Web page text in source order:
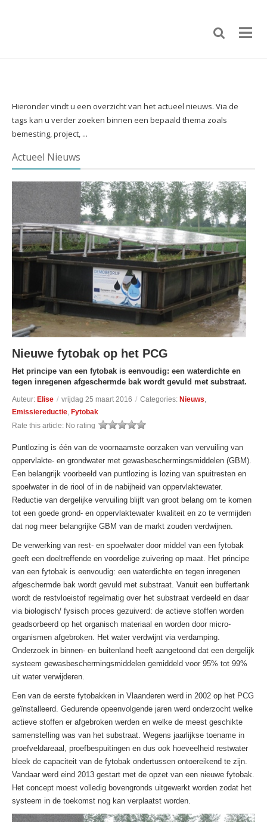
Hieronder vindt u een overzicht van het actueel nieuws. Via de
tags kan u verder zoeken binnen een bepaald thema zoals
bemesting, project, ...
Actueel Nieuws
Nieuwe fytobak op het PCG
Het principe van een fytobak is eenvoudig: een waterdichte en
tegen inregenen afgeschermde bak wordt gevuld met substraat.
Auteur: Elise / vrijdag 25 maart 2016 / Categories: Nieuws,
Emissiereductie, Fytobak
Rate this article: No rating
Puntlozing is één van de voornaamste oorzaken van vervuiling van
oppervlakte- en grondwater met gewasbeschermingsmiddelen (GBM).
Een belangrijk voorbeeld van puntlozing is lozing van spuitresten en
spoelwater in de riool of in de nabijheid van oppervlaktewater.
Reductie van dergelijke vervuiling blijft van groot belang om te komen
tot een goede grond- en oppervlaktewater kwaliteit en zo te vermijden
dat nog meer belangrijke GBM van de markt zouden verdwijnen.
De verwerking van rest- en spoelwater door middel van een fytobak
geeft een doeltreffende en voordelige zuivering op maat. Het principe
van een fytobak is eenvoudig: een waterdichte en tegen inregenen
afgeschermde bak wordt gevuld met substraat. Vanuit een buffertank
wordt de restvloeistof regelmatig over het substraat verdeeld en daar
via biologisch/ fysisch proces gezuiverd: de actieve stoffen worden
geadsorbeerd op het organisch materiaal en worden door micro-
organismen afgebroken. Het water verdwijnt via verdamping.
Onderzoek in binnen- en buitenland heeft aangetoond dat een dergelijk
systeem gewasbeschermingsmiddelen gemiddeld voor 95% tot 99%
uit water verwijderen.
Een van de eerste fytobakken in Vlaanderen werd in 2002 op het PCG
geïnstalleerd. Gedurende opeenvolgende jaren werd onderzocht welke
actieve stoffen er afgebroken werden en welke de meest geschikte
samenstelling was van het substraat. Wegens jaarlijkse toename in
proefveldareaal, proefbespuitingen en dus ook hoeveelheid restwater
bleek de capaciteit van de fytobak ondertussen ontoereikend te zijn.
Vandaar werd eind 2013 gestart met de opzet van een nieuwe fytobak.
Het concept moest volledig bovengronds uitgewerkt worden zodat het
systeem in de toekomst nog kan verplaatst worden.